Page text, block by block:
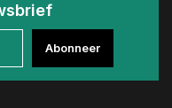
Abonneer